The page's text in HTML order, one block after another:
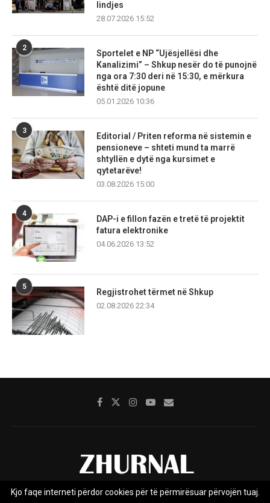
lindjes
28.07.2026 15:52
2
Sportelet e NP “Ujësjellësi dhe
Kanalizimi” – Shkup nesër do të punojnë
nga ora 7:30 deri në 15:30, e mërkura
është ditë jopune
05.01.2026 10:36
3
Editorial / Priten reforma në sistemin e
pensioneve – shteti mund ta marrë
shtyllën e dytë nga kursimet e
qytetarëve!
03.08.2026 15:00
4
DAP-i e fillon fazën e tretë të projektit
fatura elektronike
04.06.2026 13:52
5
Regjistrohet tërmet në Shkup
02.08.2026 22:34
Kjo faqe interneti përdor cookies për të përmirësuar përvojën tuaj.